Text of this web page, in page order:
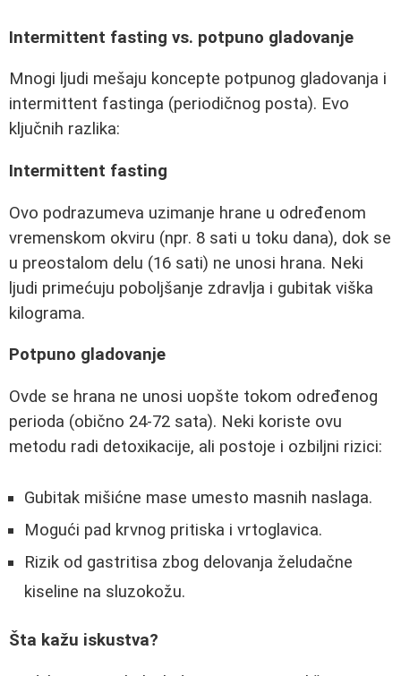
Intermittent fasting vs. potpuno gladovanje
Mnogi ljudi mešaju koncepte potpunog gladovanja i
intermittent fastinga (periodičnog posta). Evo
ključnih razlika:
Intermittent fasting
Ovo podrazumeva uzimanje hrane u određenom
vremenskom okviru (npr. 8 sati u toku dana), dok se
u preostalom delu (16 sati) ne unosi hrana. Neki
ljudi primećuju poboljšanje zdravlja i gubitak viška
kilograma.
Potpuno gladovanje
Ovde se hrana ne unosi uopšte tokom određenog
perioda (obično 24-72 sata). Neki koriste ovu
metodu radi detoxikacije, ali postoje i ozbiljni rizici:
Gubitak mišićne mase umesto masnih naslaga.
Mogući pad krvnog pritiska i vrtoglavica.
Rizik od gastritisa zbog delovanja želudačne
kiseline na sluzokožu.
Šta kažu iskustva?